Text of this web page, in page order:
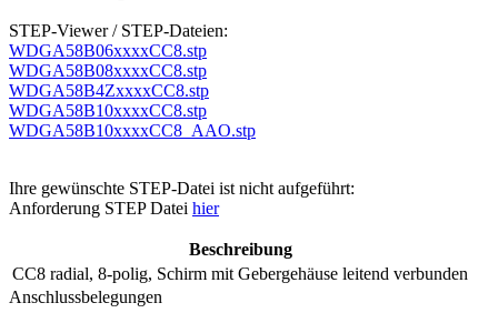
STEP-Viewer / STEP-Dateien:
WDGA58B06xxxxCC8.stp
WDGA58B08xxxxCC8.stp
WDGA58B4ZxxxxCC8.stp
WDGA58B10xxxxCC8.stp
WDGA58B10xxxxCC8_AAO.stp
Ihre gewünschte STEP-Datei ist nicht aufgeführt:
Anforderung STEP Datei hier
Beschreibung
CC8 radial, 8-polig, Schirm mit Gebergehäuse leitend verbunden
Anschlussbelegungen